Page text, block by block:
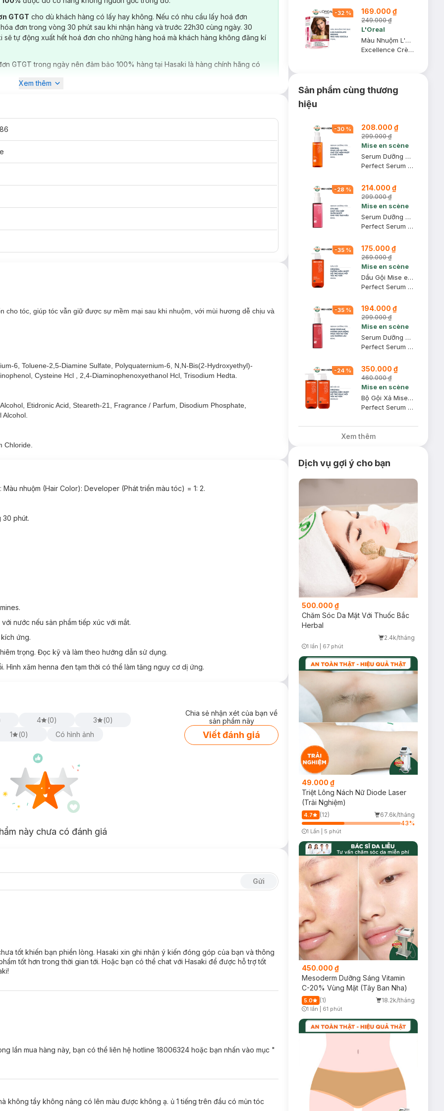
scène Hello Bubble:
đến 24H.
nổi bật sau khi nhuộm.
tóc khác nhau.
en scène Hello Bubble:
và tổn thương da đầu.
GTGT cho dù khách hàng có lấy hay không. Nếu có nhu cầu lấy hoá đơn
đơn trong vòng 30 phút sau khi nhận hàng và trước 22h30 cùng ngày. 30
sẽ tự động xuất hết hoá đơn cho những hàng hoá mà khách hàng không đăng kí
GTGT trong ngày nên đảm bảo 100% hàng tại Hasaki là hàng chính hãng có
Xem thêm
cho tóc, giúp tóc vẫn giữ được sự mềm mại sau khi nhuộm, với mùi hương dễ chịu và
6, Toluene-2,5-Diamine Sulfate, Polyquaternium-6, N,N-Bis(2-Hydroxyethyl)-
Cysteine Hcl , 2,4-Diaminophenoxyethanol Hcl, Trisodium Hedta.
Etidronic Acid, Steareth-21, Fragrance / Parfum, Disodium Phosphate,
Chloride.
nhuộm (Hair Color): Developer (Phát triển màu tóc) = 1: 2.
30 phút.
nước nếu sản phẩm tiếp xúc với mắt.
ứng.
trọng. Đọc kỹ và làm theo hướng dẫn sử dụng.
Hình xăm henna đen tạm thời có thể làm tăng nguy cơ dị ứng.
4 (0) 3 (0)
1 (0) Có hình ảnh
Chia sẻ nhận xét của bạn về
sản phẩm này
Viết đánh giá
này chưa có đánh giá
Gửi
tốt khiến bạn phiền lòng. Hasaki xin ghi nhận ý kiến đóng góp của bạn và thông
tốt hơn trong thời gian tới. Hoặc bạn có thể chat với Hasaki để được hỗ trợ tốt
lần mua hàng này, bạn có thể liên hệ hotline 18006324 hoặc bạn nhấn vào mục "
không tẩy không nâng có lên màu được không ạ. ủ 1 tiếng trên đầu có mủn tóc
-32% 169.000 ₫
249.000 ₫
L'Oreal
Màu Nhuộm L'Oreal Dưỡng Tóc Phủ Bạc 5.35 Nâu Socola 172ml
Excellence Crème #5.35 Chocolate Brown
Sản phẩm cùng thương
hiệu
-30 % 208.000 ₫
299.000 ₫
Mise en scène
Serum Dưỡng Tóc Mise en scène Original Phục Hồi Hư Tổn 80ml
Perfect Serum Original
-28 % 214.000 ₫
299.000 ₫
Mise en scène
Serum Dưỡng Tóc Mise en scène Styling Vào Nếp Suôn Mượt 80ml
Perfect Serum Styling
-35 % 175.000 ₫
269.000 ₫
Mise en scène
Dầu Gội Mise en scène Hỗ Trợ Phục Hồi Tóc Hư Tổn 530ml
Perfect Serum Original Shampoo
-35 % 194.000 ₫
299.000 ₫
Mise en scène
Serum Dưỡng Tóc Mise en scène Rose Perfume Hương Nước Hoa 80ml
Perfect Serum Rose Perfume
-24 % 350.000 ₫
460.000 ₫
Mise en scène
Bộ Gội Xả Mise En Scène Hỗ Trợ Phục Hồi Tóc Hư Tổn 530mlx2
Perfect Serum Original (Shampoo + Conditioner)
Xem thêm
Dịch vụ gợi ý cho bạn
500.000 ₫
Chăm Sóc Da Mặt Với Thuốc Bắc
Herbal
2.4k/tháng
Timer Gray Icon
1 lần 67 phút
49.000 ₫
Triệt Lông Nách Nữ Diode Laser
(Trải Nghiệm)
4.7 (12)
67.6k/tháng
43%
1 Lần 5 phút
450.000 ₫
Mesoderm Dưỡng Sáng Vitamin
C-20% Vùng Mặt (Tây Ban Nha)
5.0 (1) 18.2k/tháng
Timer Gray Icon
1 lần 61 phút